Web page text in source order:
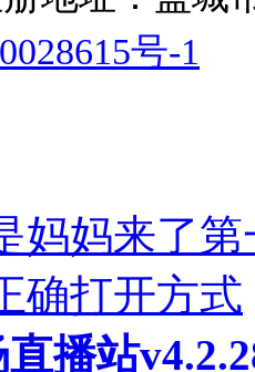
号-1
妈妈来了
确打开方式
播站